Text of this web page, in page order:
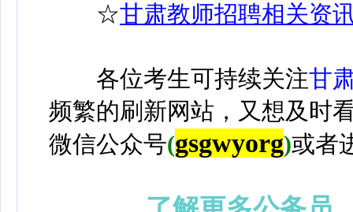
☆甘肃教师招聘相关资
各位考生可持续关注甘
频繁的刷新网站，又想及时
微信公众号(gsgwyorg)或者